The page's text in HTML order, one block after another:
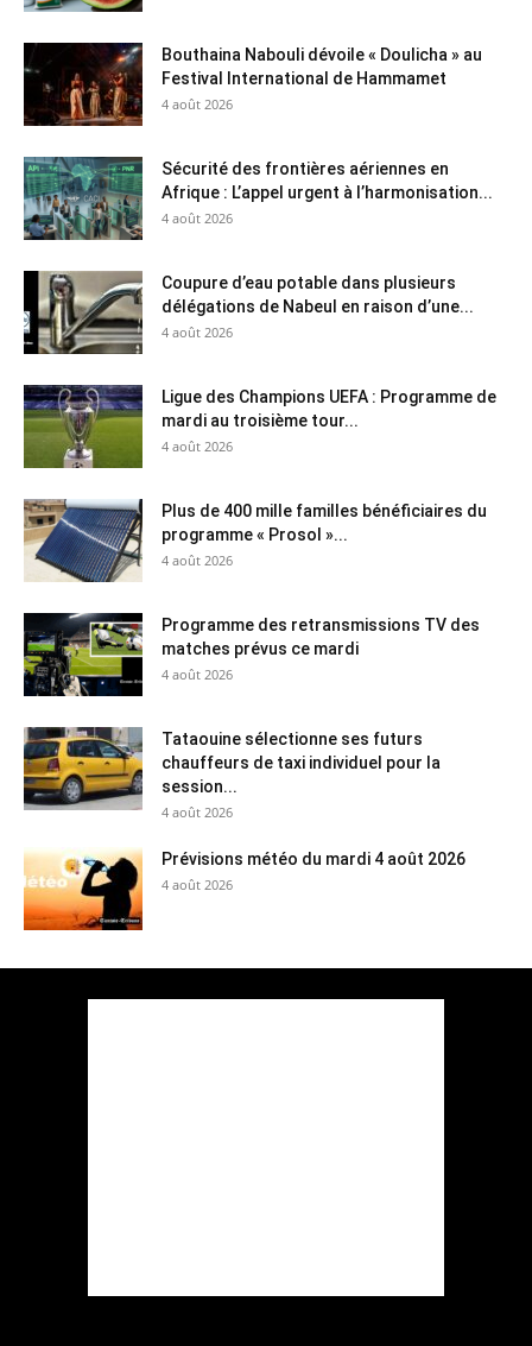
Bouthaina Nabouli dévoile « Doulicha » au
Festival International de Hammamet
4 août 2026
Sécurité des frontières aériennes en
Afrique : L’appel urgent à l’harmonisation...
4 août 2026
Coupure d’eau potable dans plusieurs
délégations de Nabeul en raison d’une...
4 août 2026
Ligue des Champions UEFA : Programme de
mardi au troisième tour...
4 août 2026
Plus de 400 mille familles bénéficiaires du
programme « Prosol »...
4 août 2026
Programme des retransmissions TV des
matches prévus ce mardi
4 août 2026
Tataouine sélectionne ses futurs
chauffeurs de taxi individuel pour la
session...
4 août 2026
Prévisions météo du mardi 4 août 2026
4 août 2026